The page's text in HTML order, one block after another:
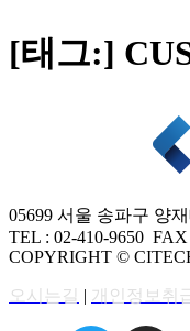
[태그:]
05699 서울 송파구 양
TEL : 02-410-9650 FAX
COPYRIGHT ©
오시는길 | 개인정보취